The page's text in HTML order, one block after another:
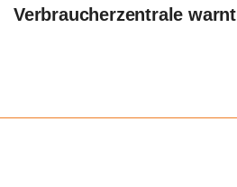
Verbraucherzentrale warnt